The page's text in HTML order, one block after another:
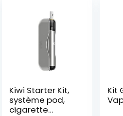
Kiwi Starter Kit,
système pod,
cigarette
Kit